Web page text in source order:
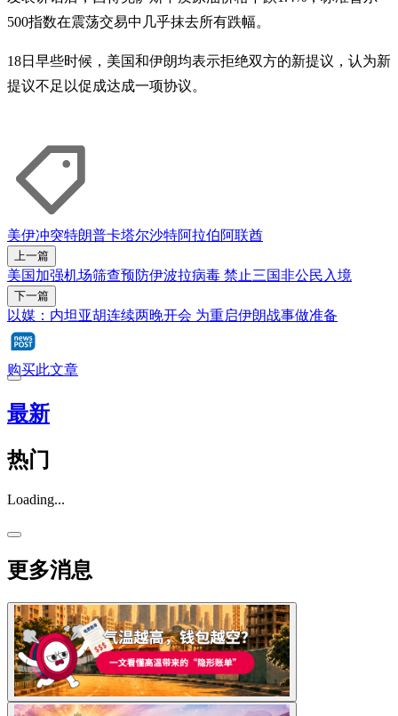
500指数在震荡交易中几乎抹去所有跌幅。
18日早些时候，美国和伊朗均表示拒绝双方的新提议，认为新
提议不足以促成达成一项协议。
美伊冲突特朗普卡塔尔沙特阿拉伯阿联酋
上一篇
美国加强机场筛查预防伊波拉病毒 禁止三国非公民入境
下一篇
以媒：内坦亚胡连续两晚开会 为重启伊朗战事做准备
购买此文章
最新
热门
Loading...
更多消息